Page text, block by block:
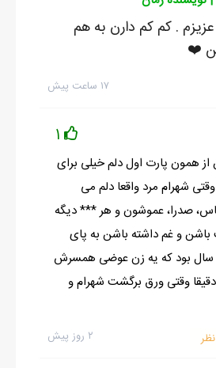
. کم کم دارن به هم
❤️
۱۷ ساعت پیش
1
همون پارت اول دلم خیلی برای
شهرام مرد واقعا دلم می
صدرا، عموشون و هر *** دیگه
و غم داشته باشن به پای
سال بود که یه زن عوضی همسرش
وقتی ورق برگشت شهرام و
۲ روز پیش